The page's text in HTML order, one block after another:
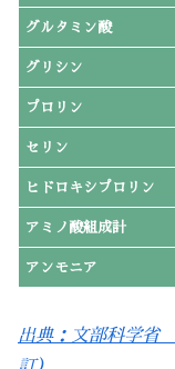
グルタミン酸
グリシン
プロリン
セリン
ヒドロキシプロリン
アミノ酸組成計
アンモニア
出典：文部科学省